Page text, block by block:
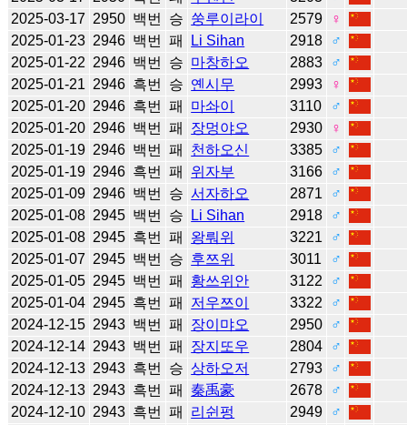
2025-03-17 2950 백번 승 쑹루이라이 2579
♀
2025-01-23 2946 백번 패 Li Sihan 2918
♂
2025-01-22 2946 백번 승 마창하오 2883
♂
2025-01-21 2946 흑번 승 옌시무 2993
♀
2025-01-20 2946 흑번 패 마솨이 3110
♂
2025-01-20 2946 백번 패 장멍야오 2930
♀
2025-01-19 2946 백번 패 천하오신 3385
♂
2025-01-19 2946 흑번 패 위자부 3166
♂
2025-01-09 2946 백번 승 서자하오 2871
♂
2025-01-08 2945 백번 승 Li Sihan 2918
♂
2025-01-08 2945 흑번 패 왕뤄위 3221
♂
2025-01-07 2945 백번 승 후쯔위 3011
♂
2025-01-05 2945 백번 패 황쓰위안 3122
♂
2025-01-04 2945 흑번 패 저우쯔이 3322
♂
2024-12-15 2943 백번 패 장이먀오 2950
♂
2024-12-14 2943 백번 패 장지또우 2804
♂
2024-12-13 2943 흑번 승 상하오저 2793
♂
2024-12-13 2943 흑번 패 秦禹豪 2678
♂
2024-12-10 2943 흑번 패 리쉰펑 2949
♂